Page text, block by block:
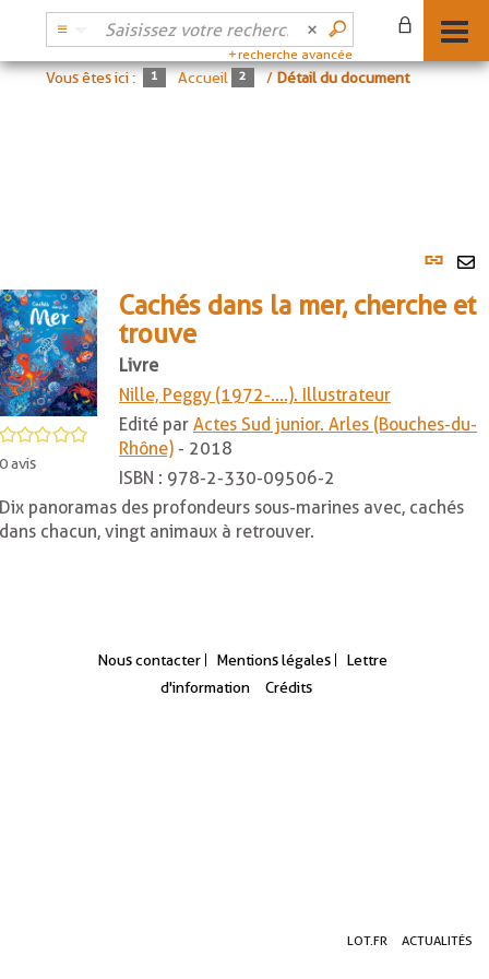
LOT.FR ACTUALITÉS
recherche avancée
Vous êtes ici : Accueil /Détail du document
Lien
5
0avis
Cachés dans la mer, cherche et
trouve
Livre
Nille, Peggy (1972-....). Illustrateur
Edité par Actes Sud junior. Arles (Bouches-du-
Rhône) - 2018
ISBN : 978-2-330-09506-2
Dix panoramas des profondeurs sous-marines avec, cachés
dans chacun, vingt animaux à retrouver.
Nous contacter Mentions légales
Lettre
d'information
Crédits